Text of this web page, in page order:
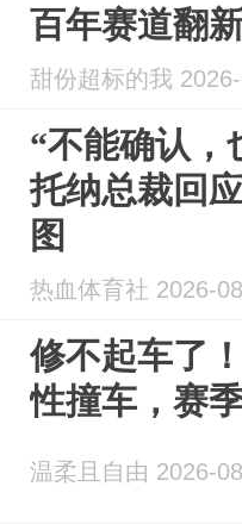
百年赛道翻
甜份超标的我
“不能确认
托纳总裁回
图
热血体育社 2026-
修不起车了
性撞车，赛
温柔且自由 2026-